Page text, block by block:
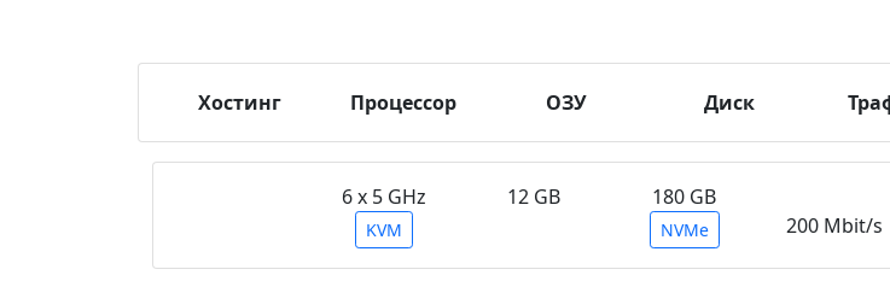
Хостинг Процессор ОЗУ Диск
6 х 5 GHz
KVM
12 GB 180 GB
NVMe 200 Mbit/s